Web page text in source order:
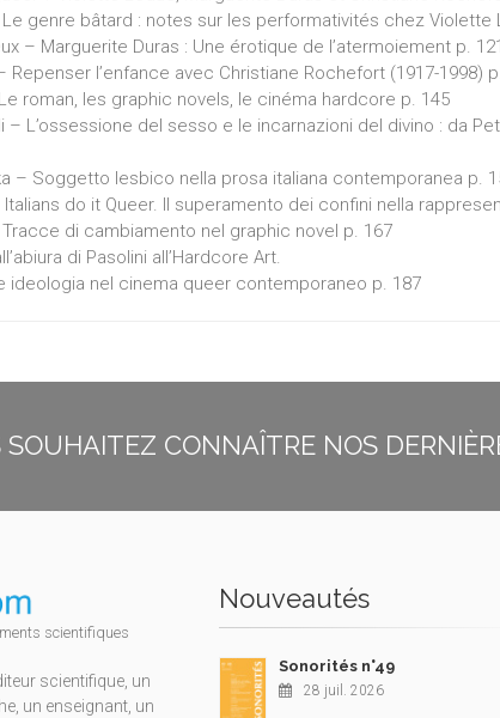
Le genre bâtard : notes sur les performativités chez Violette
– Marguerite Duras : Une érotique de l’atermoiement p. 121
Repenser l’enfance avec Christiane Rochefort (1917-1998)
roman, les graphic novels, le cinéma hardcore p. 145
– L’ossessione del sesso e le incarnazioni del divino : da
– Soggetto lesbico nella prosa italiana contemporanea p.
do it Queer. Il superamento dei confini nella
di cambiamento nel graphic novel p. 167
di Pasolini all’Hardcore Art.
ideologia nel cinema queer contemporaneo p. 187
SOUHAITEZ CONNAÎTRE NOS
scientifiques
scientifique, un
un enseignant, un
Nouveautés
Sonorités n°49
28 juil. 2026